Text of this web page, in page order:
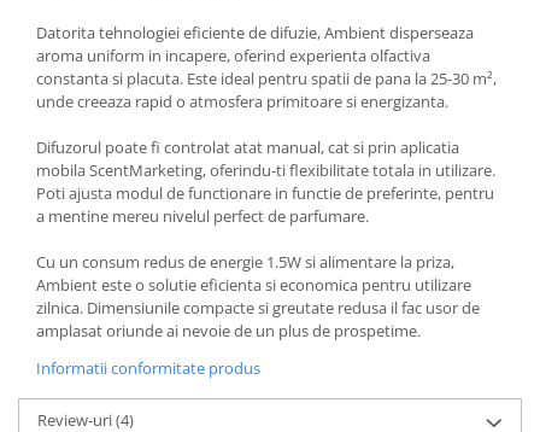
Datorita tehnologiei eficiente de difuzie, Ambient disperseaza
aroma uniform in incapere, oferind experienta olfactiva
constanta si placuta. Este ideal pentru spatii de pana la 25-30 m²,
unde creeaza rapid o atmosfera primitoare si energizanta.
Difuzorul poate fi controlat atat manual, cat si prin aplicatia
mobila ScentMarketing, oferindu-ti flexibilitate totala in utilizare.
Poti ajusta modul de functionare in functie de preferinte, pentru
a mentine mereu nivelul perfect de parfumare.
Cu un consum redus de energie 1.5W si alimentare la priza,
Ambient este o solutie eficienta si economica pentru utilizare
zilnica. Dimensiunile compacte si greutate redusa il fac usor de
amplasat oriunde ai nevoie de un plus de prospetime.
Informatii conformitate produs
Review-uri(4)